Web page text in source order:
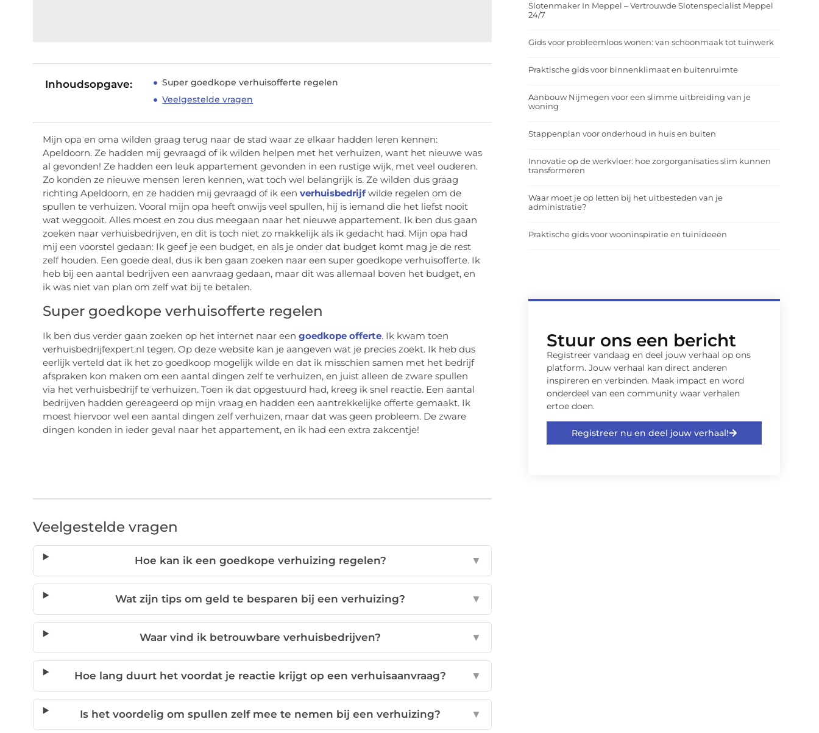
Inhoudsopgave:
Super goedkope verhuisofferte regelen
Veelgestelde vragen
Mijn opa en oma wilden graag terug naar de stad waar ze elkaar hadden leren kennen:
Apeldoorn. Ze hadden mij gevraagd of ik wilden helpen met het verhuizen, want het nieuwe was
al gevonden! Ze hadden een leuk appartement gevonden in een rustige wijk, met veel ouderen.
Zo konden ze nieuwe mensen leren kennen, wat toch wel belangrijk is. Ze wilden dus graag
richting Apeldoorn, en ze hadden mij gevraagd of ik een verhuisbedrijfwilde regelen om de
spullen te verhuizen. Vooral mijn opa heeft onwijs veel spullen, hij is iemand die het liefst nooit
wat weggooit. Alles moest en zou dus meegaan naar het nieuwe appartement. Ik ben dus gaan
zoeken naar verhuisbedrijven, en dit is toch niet zo makkelijk als ik gedacht had. Mijn opa had
mij een voorstel gedaan: Ik geef je een budget, en als je onder dat budget komt mag je de rest
zelf houden. Een goede deal, dus ik ben gaan zoeken naar een super goedkope verhuisofferte. Ik
heb bij een aantal bedrijven een aanvraag gedaan, maar dit was allemaal boven het budget, en
ik was niet van plan om zelf wat bij te betalen.
Super goedkope verhuisofferte regelen
Ik ben dus verder gaan zoeken op het internet naar een goedkope offerte. Ik kwam toen
verhuisbedrijfexpert.nl tegen. Op deze website kan je aangeven wat je precies zoekt. Ik heb dus
eerlijk verteld dat ik het zo goedkoop mogelijk wilde en dat ik misschien samen met het bedrijf
afspraken kon maken om een aantal dingen zelf te verhuizen, en juist alleen de zware spullen
via het verhuisbedrijf te verhuizen. Toen ik dat opgestuurd had, kreeg ik snel reactie. Een aantal
bedrijven hadden gereageerd op mijn vraag en hadden een aantrekkelijke offerte gemaakt. Ik
moest hiervoor wel een aantal dingen zelf verhuizen, maar dat was geen probleem. De zware
dingen konden in ieder geval naar het appartement, en ik had een extra zakcentje!
Veelgestelde vragen
Hoe kan ik een goedkope verhuizing regelen? ▼
Wat zijn tips om geld te besparen bij een verhuizing? ▼
Waar vind ik betrouwbare verhuisbedrijven? ▼
Hoe lang duurt het voordat je reactie krijgt op een verhuisaanvraag? ▼
Is het voordelig om spullen zelf mee te nemen bij een verhuizing? ▼
Slotenmaker In Meppel – Vertrouwde Slotenspecialist Meppel
24/7
Gids voor probleemloos wonen: van schoonmaak tot tuinwerk
Praktische gids voor binnenklimaat en buitenruimte
Aanbouw Nijmegen voor een slimme uitbreiding van je
woning
Stappenplan voor onderhoud in huis en buiten
Innovatie op de werkvloer: hoe zorgorganisaties slim kunnen
transformeren
Waar moet je op letten bij het uitbesteden van je
administratie?
Praktische gids voor wooninspiratie en tuinideeën
Stuur ons een bericht
Registreer vandaag en deel jouw verhaal op ons
platform. Jouw verhaal kan direct anderen
inspireren en verbinden. Maak impact en word
onderdeel van een community waar verhalen
ertoe doen.
Registreer nu en deel jouw verhaal!